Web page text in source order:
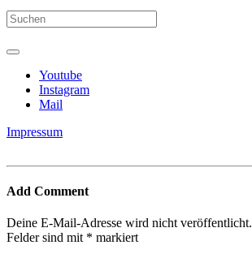
Youtube
Instagram
Mail
Impressum
Add Comment
Deine E-Mail-Adresse wird nicht veröffentlicht.
Felder sind mit * markiert